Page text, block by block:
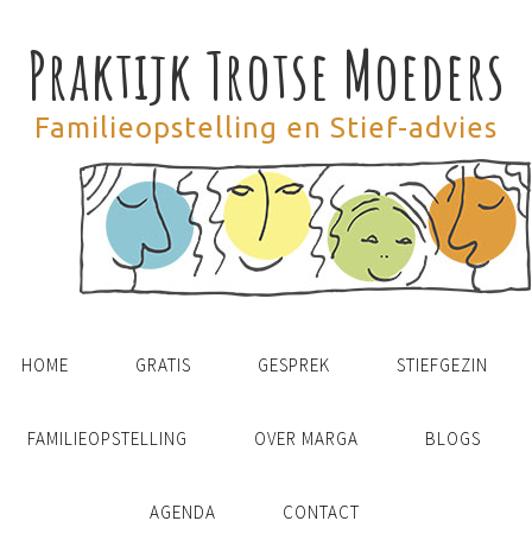
Praktijk Trotse Moeders
Familieopstelling en Stief-advies
HOME GRATIS GESPREK STIEFGEZIN
FAMILIEOPSTELLING OVER MARGA BLOGS
AGENDA CONTACT